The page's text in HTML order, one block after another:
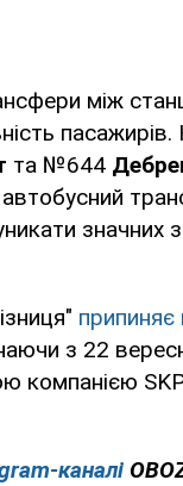
між
та №644
значних
припиняє
з 22
компанією
каналі